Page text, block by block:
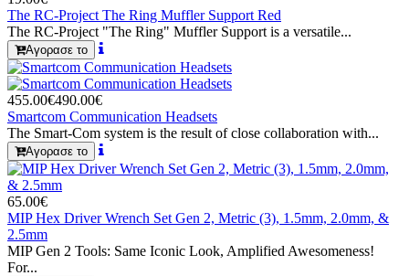
The RC-Project The Ring Muffler Support Red
The RC-Project "The Ring" Muffler Support is a versatile...
Αγορασε το
455.00€490.00€
Smartcom Communication Headsets
The Smart-Com system is the result of close collaboration with...
Αγορασε το
65.00€
MIP Hex Driver Wrench Set Gen 2, Metric (3), 1.5mm, 2.0mm, &
2.5mm
MIP Gen 2 Tools: Same Iconic Look, Amplified Awesomeness!
For...